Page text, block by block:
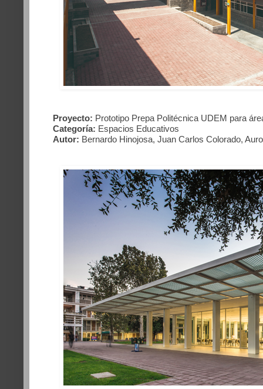
Proyecto: Prototipo Prepa Politécnica UDEM para
Categoría: Espacios Educativos
Autor: Bernardo Hinojosa, Juan Carlos Colorado,